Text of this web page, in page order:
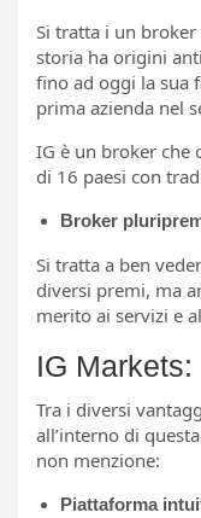
Si tratta i un
storia ha origini
fino ad oggi la sua
prima azienda nel
IG è un broker che
di 16 paesi con
Broker
Si tratta a ben
diversi premi, ma
merito ai servizi e
IG
Tra i diversi
all’interno di
non menzione:
Piattaforma